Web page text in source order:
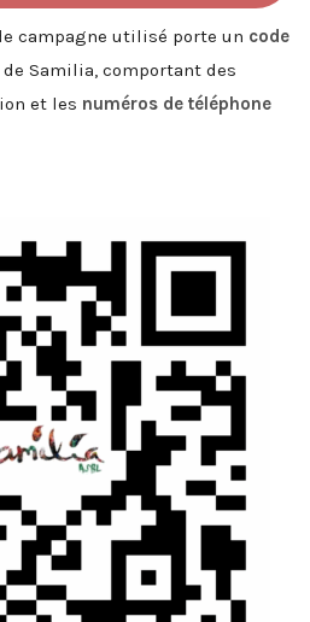
campagne utilisé porte un code
Samilia, comportant des
et les numéros de téléphone